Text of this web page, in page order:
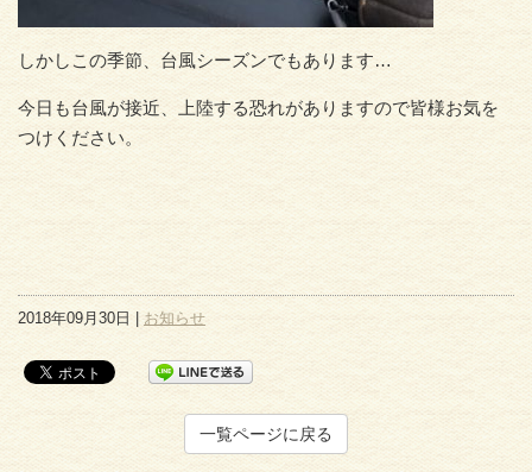
しかしこの季節、台風シーズンでもあります…
今日も台風が接近、上陸する恐れがありますので皆様お気を
つけください。
2018年09月30日 |お知らせ
一覧ページに戻る